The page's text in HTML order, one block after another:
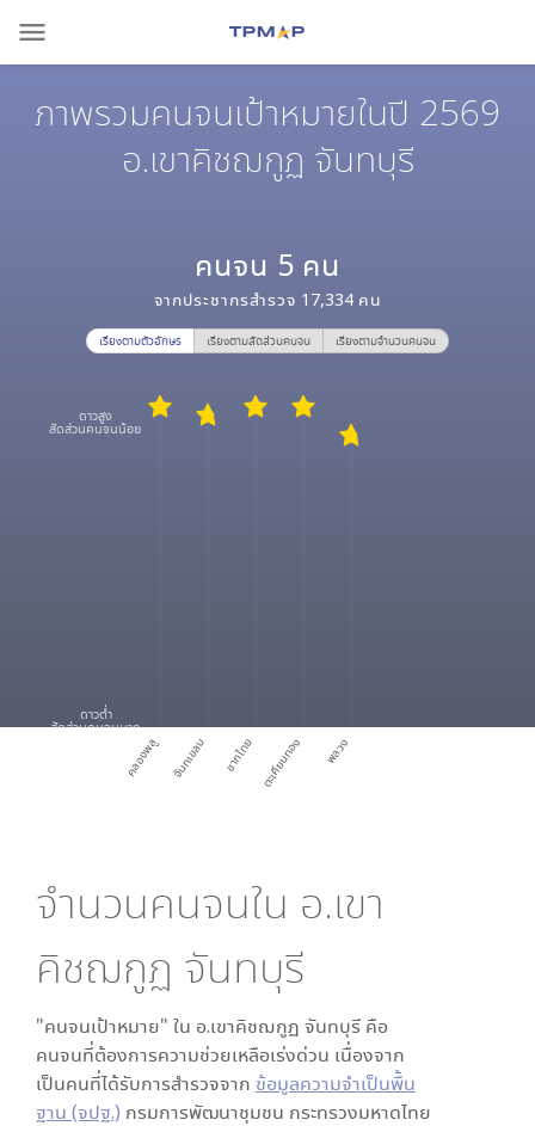
menu
ภาพรวมคนจนเป้าหมายในปี 2569
อ.เขาคิชฌกูฏ จันทบุรี
คนจน 5 คน
จากประชากรสำรวจ 17,334 คน
เรียงตามตัวอักษร เรียงตามสัดส่วนคนจน เรียงตามจำนวนคนจน
คลองพลู จันทเขลม ชากไทย ตะเคียนทอง พลวง
ดาวสูง
สัดส่วนคนจนน้อย
ดาวต่ำ
สัดส่วนคนจนมาก
จำนวนคนจนใน อ.เขา
คิชฌกูฏ จันทบุรี
"คนจนเป้าหมาย" ใน อ.เขาคิชฌกูฏ จันทบุรี คือ
คนจนที่ต้องการความช่วยเหลือเร่งด่วน เนื่องจาก
เป็นคนที่ได้รับการสำรวจจาก ข้อมูลความจำเป็นพื้น
ฐาน (จปฐ.) กรมการพัฒนาชุมชน กระทรวงมหาดไทย